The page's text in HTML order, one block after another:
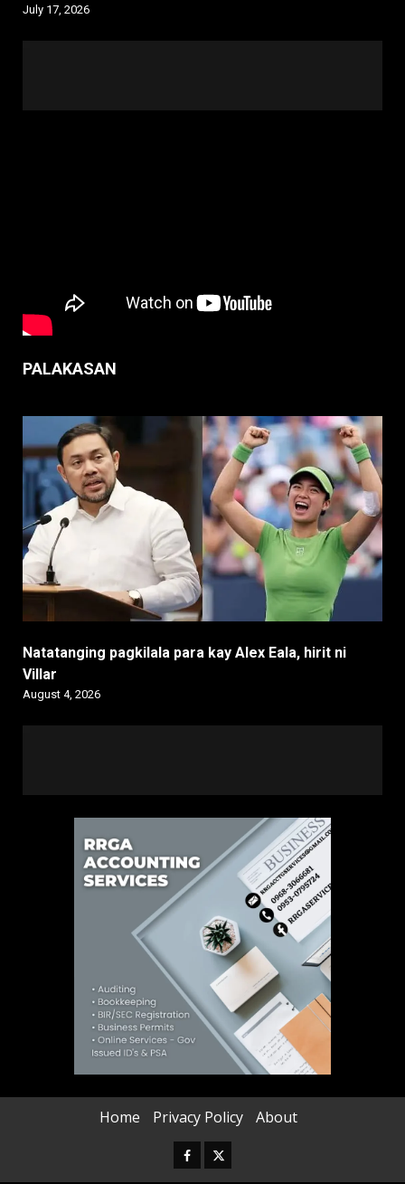
July 17, 2026
PALAKASAN
Natatanging pagkilala para kay Alex Eala, hirit ni
Villar
August 4, 2026
Home Privacy Policy About
Facebook
Twitter